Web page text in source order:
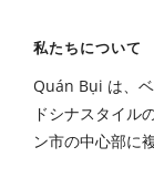
私たちについて
Quán Bụi は、
ドシナスタイル
ン市の中心部に